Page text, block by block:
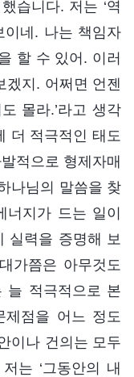
습니다. 저는 ‘역
네. 나는 책임자
할 수 있어. 이러
겠지. 어쩌면 언젠
몰라.’라고 생각
더 적극적인 태도
적으로 형제자매
나님의 말씀을 찾
너지가 드는 일이
실력을 증명해 보
가쯤은 아무것도
늘 적극적으로 본
점을 어느 정도
이나 건의는 모두
는 ‘그동안의 내